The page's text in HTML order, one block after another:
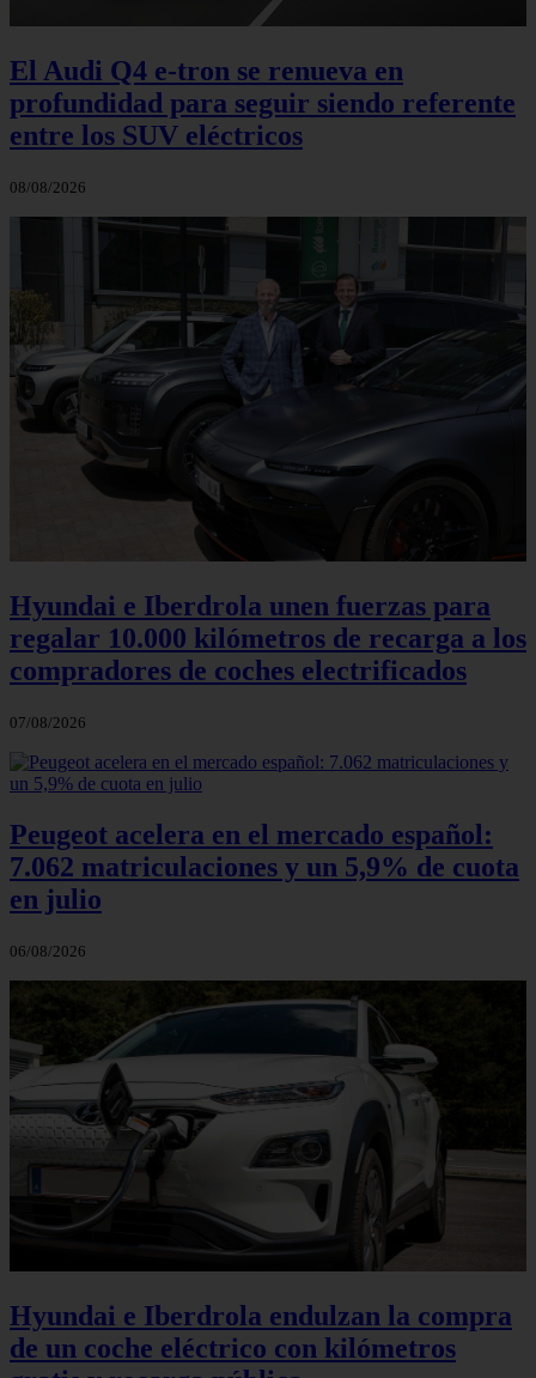
El Audi Q4 e-tron se renueva en
profundidad para seguir siendo referente
entre los SUV eléctricos
08/08/2026
Hyundai e Iberdrola unen fuerzas para
regalar 10.000 kilómetros de recarga a los
compradores de coches electrificados
07/08/2026
Peugeot acelera en el mercado español:
7.062 matriculaciones y un 5,9% de cuota
en julio
06/08/2026
Hyundai e Iberdrola endulzan la compra
de un coche eléctrico con kilómetros